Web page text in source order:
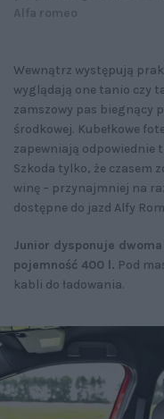
Wewnątrz występują
wyglądają one tanio czy
zamszowy pas biegnący
środkowej. Kubełkowe
zapewniają odpowiednie
Szkoda tylko, że czasem
winę – przynajmniej na
dostępne do jazd Alfy
Junior dysponuje
pojemność 400 l. Pod
kabli do ładowania.